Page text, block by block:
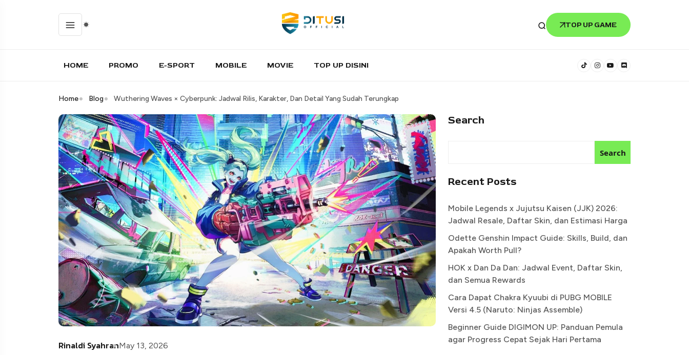
TOP UP GAME
HOME PROMO E-SPORT MOBILE MOVIE TOP UP DISINI
Home Blog Wuthering Waves × Cyberpunk: Jadwal Rilis, Karakter, Dan Detail Yang Sudah Terungkap
Rinaldi SyahranMay 13, 2026
Search
Search
Recent Posts
Mobile Legends x Jujutsu Kaisen (JJK) 2026:
Jadwal Resale, Daftar Skin, dan Estimasi Harga
Odette Genshin Impact Guide: Skills, Build, dan
Apakah Worth Pull?
HOK x Dan Da Dan: Jadwal Event, Daftar Skin,
dan Semua Rewards
Cara Dapat Chakra Kyuubi di PUBG MOBILE
Versi 4.5 (Naruto: Ninjas Assemble)
Beginner Guide DIGIMON UP: Panduan Pemula
agar Progress Cepat Sejak Hari Pertama